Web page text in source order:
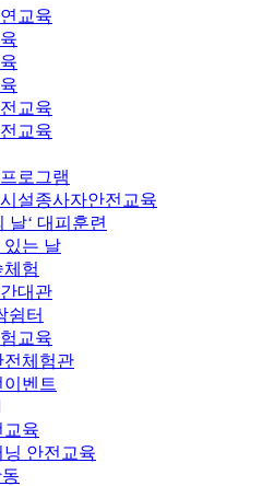
교육
교육
교육
로그램
설종사자안전교육
날‘ 대피훈련
있는 날
험
대관
쉼터
교육
전체험관
벤트
교육
안전교육